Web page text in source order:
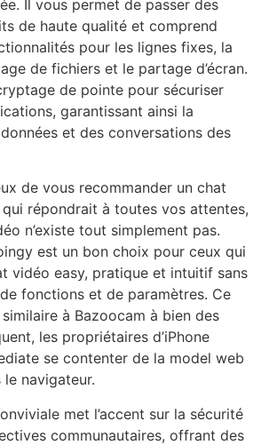
Il vous permet de passer des
de haute qualité et comprend
pour les lignes fixes, la
de fichiers et le partage d’écran.
de pointe pour sécuriser
garantissant ainsi la
et des conversations des
de vous recommander un chat
répondrait à toutes vos attentes,
n’existe tout simplement pas.
est un bon choix pour ceux qui
vidéo easy, pratique et intuitif sans
fonctions et de paramètres. Ce
à Bazoocam à bien des
les propriétaires d’iPhone
se contenter de la model web
navigateur.
met l’accent sur la sécurité
communautaires, offrant des